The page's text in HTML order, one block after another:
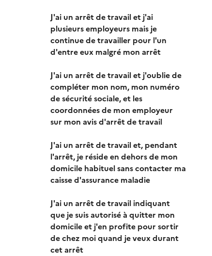
J'ai un arrêt de travail et j'ai
plusieurs employeurs mais je
continue de travailler pour l'un
d'entre eux malgré mon arrêt
J'ai un arrêt de travail et j'oublie de
compléter mon nom, mon numéro
de sécurité sociale, et les
coordonnées de mon employeur
sur mon avis d'arrêt de travail
J'ai un arrêt de travail et, pendant
l'arrêt, je réside en dehors de mon
domicile habituel sans contacter ma
caisse d'assurance maladie
J'ai un arrêt de travail indiquant
que je suis autorisé à quitter mon
domicile et j'en profite pour sortir
de chez moi quand je veux durant
cet arrêt